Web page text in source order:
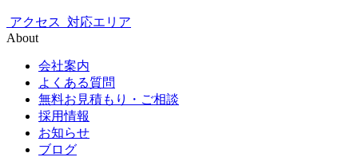
アクセス 対応エリア
About
会社案内
よくある質問
無料お見積もり・ご相談
採用情報
お知らせ
ブログ